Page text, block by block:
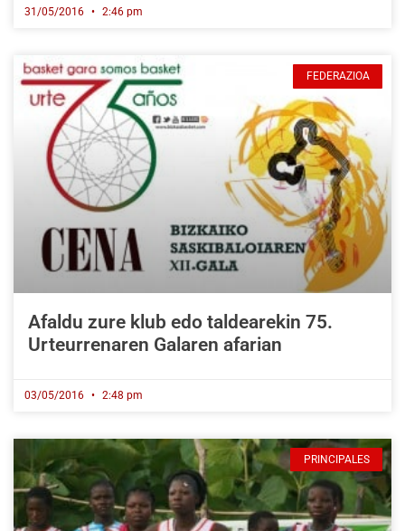
31/05/2016 2:46 pm
FEDERAZIOA
Afaldu zure klub edo taldearekin 75.
Urteurrenaren Galaren afarian
03/05/2016 2:48 pm
PRINCIPALES